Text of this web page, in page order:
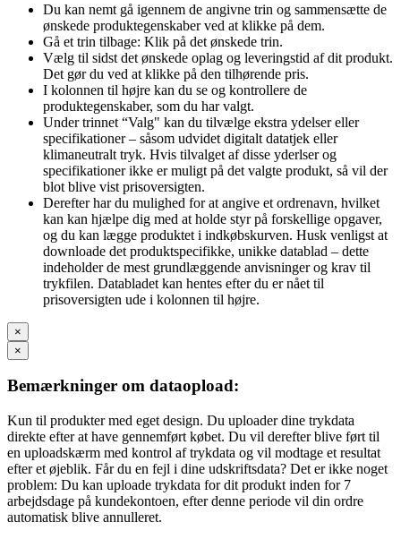
Du kan nemt gå igennem de angivne trin og sammensætte de
ønskede produktegenskaber ved at klikke på dem.
Gå et trin tilbage: Klik på det ønskede trin.
Vælg til sidst det ønskede oplag og leveringstid af dit produkt.
Det gør du ved at klikke på den tilhørende pris.
I kolonnen til højre kan du se og kontrollere de
produktegenskaber, som du har valgt.
Under trinnet “Valg" kan du tilvælge ekstra ydelser eller
specifikationer – såsom udvidet digitalt datatjek eller
klimaneutralt tryk. Hvis tilvalget af disse yderlser og
specifikationer ikke er muligt på det valgte produkt, så vil der
blot blive vist prisoversigten.
Derefter har du mulighed for at angive et ordrenavn, hvilket
kan kan hjælpe dig med at holde styr på forskellige opgaver,
og du kan lægge produktet i indkøbskurven. Husk venligst at
downloade det produktspecifikke, unikke datablad – dette
indeholder de mest grundlæggende anvisninger og krav til
trykfilen. Databladet kan hentes efter du er nået til
prisoversigten ude i kolonnen til højre.
×
×
Bemærkninger om dataopload:
Kun til produkter med eget design. Du uploader dine trykdata
direkte efter at have gennemført købet. Du vil derefter blive ført til
en uploadskærm med kontrol af trykdata og vil modtage et resultat
efter et øjeblik. Får du en fejl i dine udskriftsdata? Det er ikke noget
problem: Du kan uploade trykdata for dit produkt inden for 7
arbejdsdage på kundekontoen, efter denne periode vil din ordre
automatisk blive annulleret.